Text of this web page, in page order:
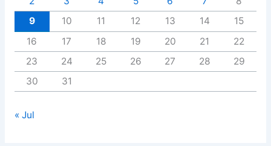
9
10 11 12 13 14
15
16
17 18 19 20 21
22
23
24 25 26 27 28
29
30
31
« Jul